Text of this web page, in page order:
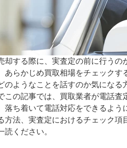
却する際に、実査定の前に行うの
あらかじめ買取相場をチェック
のようなことを話すのか気になる
この記事では、買取業者が電話
落ち着いて電話対応をできるよ
方法、実査定におけるチェック
読ください。